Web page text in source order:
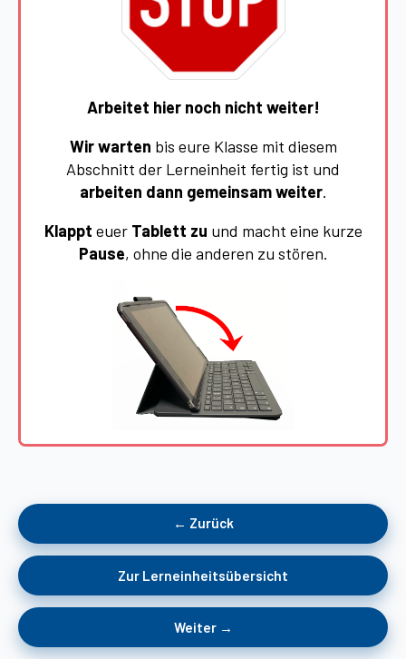
Arbeitet hier noch nicht weiter!
Wir warten bis eure Klasse mit diesem
Abschnitt der Lerneinheit fertig ist und
arbeiten dann gemeinsam weiter.
Klappt euer Tablett zu und macht eine kurze
Pause, ohne die anderen zu stören.
← Zurück
Zur Lerneinheitsübersicht
Weiter →